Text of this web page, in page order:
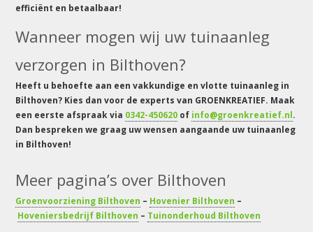
efficiënt en betaalbaar!
Wanneer mogen wij uw tuinaanleg
verzorgen in Bilthoven?
Heeft u behoefte aan een vakkundige en vlotte tuinaanleg in
Bilthoven? Kies dan voor de experts van GROENKREATIEF. Maak
een eerste afspraak via 0342-450620 of info@groenkreatief.nl.
Dan bespreken we graag uw wensen aangaande uw tuinaanleg
in Bilthoven!
Meer pagina’s over Bilthoven
Groenvoorziening Bilthoven – Hovenier Bilthoven –
Hoveniersbedrijf Bilthoven – Tuinonderhoud Bilthoven